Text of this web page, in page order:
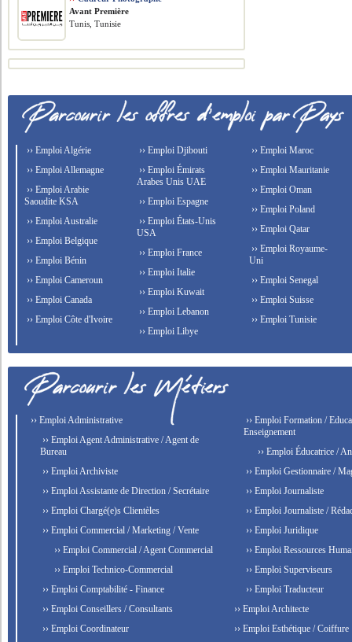
Avant Première
Tunis, Tunisie
›› Emploi Algérie
›› Emploi Allemagne
›› Emploi Arabie
Saoudite KSA
›› Emploi Australie
›› Emploi Belgique
›› Emploi Bénin
›› Emploi Cameroun
›› Emploi Canada
›› Emploi Côte d'Ivoire
›› Emploi Djibouti
›› Emploi Émirats
Arabes Unis UAE
›› Emploi Espagne
›› Emploi États-Unis
USA
›› Emploi France
›› Emploi Italie
›› Emploi Kuwait
›› Emploi Lebanon
›› Emploi Libye
›› Emploi Maroc
›› Emploi Mauritanie
›› Emploi Oman
›› Emploi Poland
›› Emploi Qatar
›› Emploi Royaume-
Uni
›› Emploi Senegal
›› Emploi Suisse
›› Emploi Tunisie
›› Emploi Administrative
›› Emploi Agent Administrative / Agent de
Bureau
›› Emploi Archiviste
›› Emploi Assistante de Direction / Secrétaire
›› Emploi Chargé(e)s Clientèles
›› Emploi Commercial / Marketing / Vente
›› Emploi Commercial / Agent Commercial
›› Emploi Technico-Commercial
›› Emploi Comptabilité - Finance
›› Emploi Conseillers / Consultants
›› Emploi Coordinateur
›› Emploi Formation /
Enseignement
›› Emploi Éducatrice /
›› Emploi Gestionnaire /
›› Emploi Journaliste
›› Emploi Journaliste /
›› Emploi Juridique
›› Emploi Ressources
›› Emploi Superviseurs
›› Emploi Traducteur
›› Emploi Architecte
›› Emploi Esthétique / Coiffure